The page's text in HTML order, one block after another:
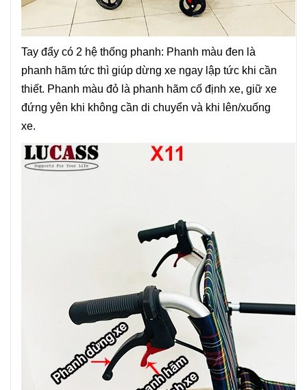
Tay đẩy có 2 hệ thống phanh: Phanh màu đen là
phanh hãm tức thì giúp dừng xe ngay lập tức khi cần
thiết. Phanh màu đỏ là phanh hãm cố định xe, giữ xe
đứng yên khi không cần di chuyển và khi lên/xuống
xe.